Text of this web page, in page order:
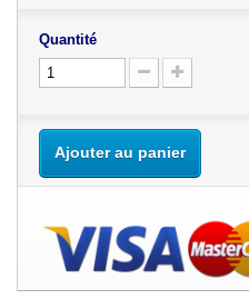
Quantité
Ajouter au panier